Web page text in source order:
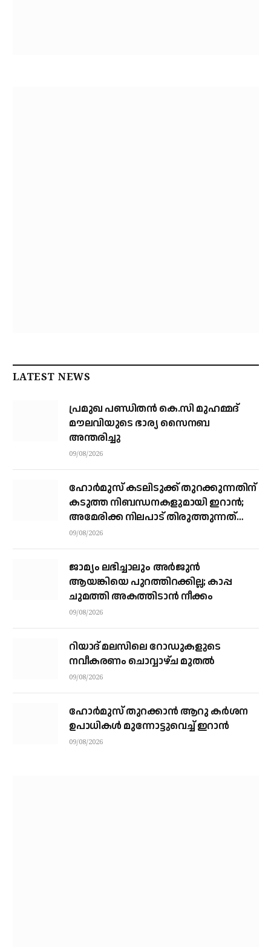
LATEST NEWS
പ്രമുഖ പണ്ഡിതൻ കെ.സി മുഹമ്മദ്
മൗലവിയുടെ ഭാര്യ സൈനബ
അന്തരിച്ചു
09/08/2026
ഹോര്‍മുസ് കടലിടുക്ക് തുറക്കുന്നതിന്
കടുത്ത നിബന്ധനകളുമായി ഇറാന്‍;
അമേരിക്ക നിലപാട് തിരുത്തുന്നത്
വരെ തുറക്കില്ലെന്ന് കൗണ്‍സില്‍
09/08/2026
ജാമ്യം ലഭിച്ചാലും അര്‍ജുന്‍
ആയങ്കിയെ പുറത്തിറക്കില്ല; കാപ്പ
ചുമത്തി അകത്തിടാന്‍ നീക്കം
09/08/2026
റിയാദ് മലസിലെ റോഡുകളുടെ
നവീകരണം ചൊവ്വാഴ്ച മുതല്‍
09/08/2026
ഹോർമുസ് തുറക്കാൻ ആറു കർശന
ഉപാധികൾ മുന്നോട്ടുവെച്ച് ഇറാൻ
09/08/2026